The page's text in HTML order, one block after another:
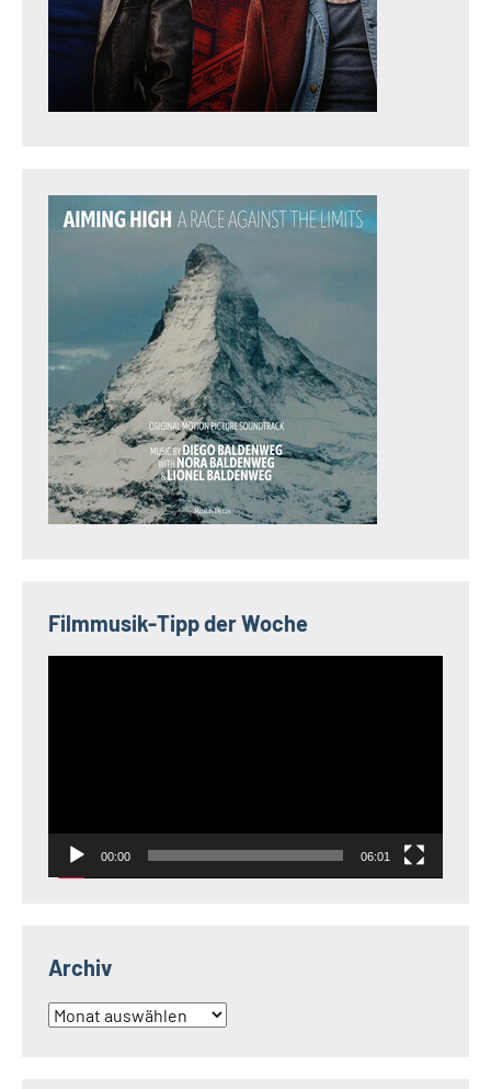
Filmmusik-Tipp der Woche
00:00 06:01
Archiv
Archiv